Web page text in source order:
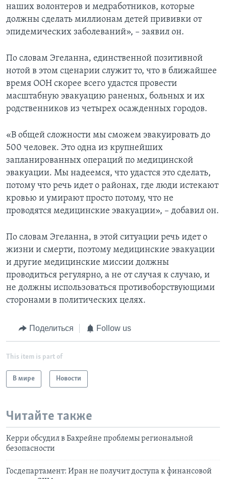
наших волонтеров и медработников, которые
должны сделать миллионам детей прививки от
эпидемических заболеваний», – заявил он.
По словам Эгеланна, единственной позитивной
нотой в этом сценарии служит то, что в ближайшее
время ООН скорее всего удастся провести
масштабную эвакуацию раненых, больных и их
родственников из четырех осажденных городов.
«В общей сложности мы сможем эвакуировать до
500 человек. Это одна из крупнейших
запланированных операций по медицинской
эвакуации. Мы надеемся, что удастся это сделать,
потому что речь идет о районах, где люди истекают
кровью и умирают просто потому, что не
проводятся медицинские эвакуации», – добавил он.
По словам Эгеланна, в этой ситуации речь идет о
жизни и смерти, поэтому медицинские эвакуации
и другие медицинские миссии должны
проводиться регулярно, а не от случая к случаю, и
не должны использоваться противоборствующими
сторонами в политических целях.
Поделиться Follow us
This item is part of
В мире Новости
Читайте также
Керри обсудил в Бахрейне проблемы региональной
безопасности
Госдепартамент: Иран не получит доступа к финансовой